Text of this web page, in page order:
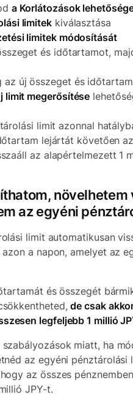
a Korlátozások
limitekkiválasztása
limitek módosítását
és időtartamot,
az új összeget és
limit megerősítése
limit azonnal
lejártát követően
az alapértelmezett 1
növelhetem
az egyéni
limit automatikusan
a napon, amelyet az
és összegét
de csak
legfeljebb 1 millió
miatt, ha
az egyéni
az összes
JPY-t.